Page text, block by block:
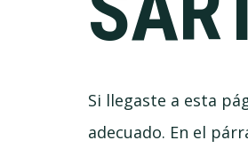
Si llegaste a esta
adecuado. En el